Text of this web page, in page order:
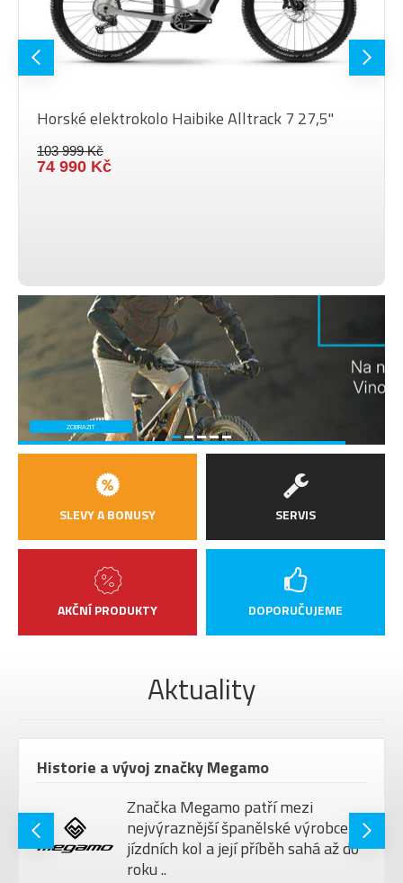
Horské elektrokolo Haibike Alltrack 7 27,5"
103 999 Kč
74 990 Kč
ZOBRAZIT
SLEVY A BONUSY
AKČNÍ PRODUKTY
SERVIS
DOPORUČUJEME
Aktuality
Historie a vývoj značky Megamo
Značka Megamo patří mezi
nejvýraznější španělské výrobce
jízdních kol a její příběh sahá až do
roku ..